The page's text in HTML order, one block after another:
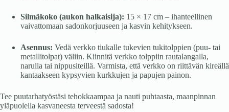
Silmäkoko (aukon halkaisija): 15 × 17 cm – ihanteellinen
vaivattomaan sadonkorjuuseen ja kasvin kehitykseen.
Asennus: Vedä verkko tiukalle tukevien tukitolppien (puu- tai
metallitolpat) väliin. Kiinnitä verkko tolppiin rautalangalla,
narulla tai nippusiteillä. Varmista, että verkko on riittävän kireällä
kantaakseen kypsyvien kurkkujen ja papujen painon.
Tee puutarhatyöstäsi tehokkaampaa ja nauti puhtaasta, maanpinnan
yläpuolella kasvaneesta terveestä sadosta!